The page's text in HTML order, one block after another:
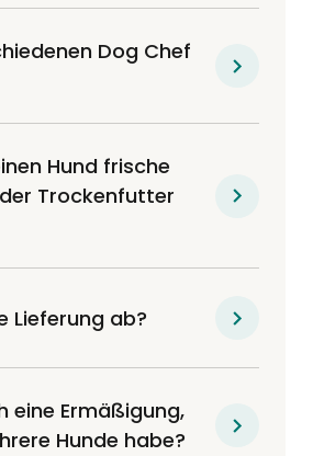
Dog Chef
Hund frische
Trockenfutter
Lieferung ab?
eine Ermäßigung,
Hunde habe?